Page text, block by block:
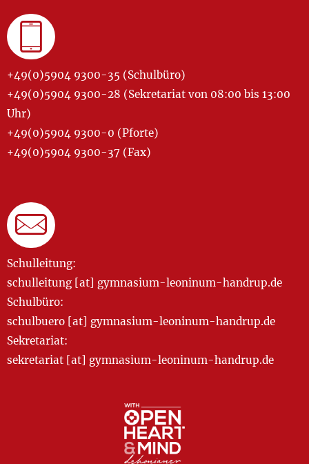
+49(0)5904 9300-35 (Schulbüro)
+49(0)5904 9300-28 (Sekretariat von 08:00 bis 13:00
Uhr)
+49(0)5904 9300-0 (Pforte)
+49(0)5904 9300-37 (Fax)
Schulleitung:
schulleitung [at] gymnasium-leoninum-handrup.de
Schulbüro:
schulbuero [at] gymnasium-leoninum-handrup.de
Sekretariat:
sekretariat [at] gymnasium-leoninum-handrup.de